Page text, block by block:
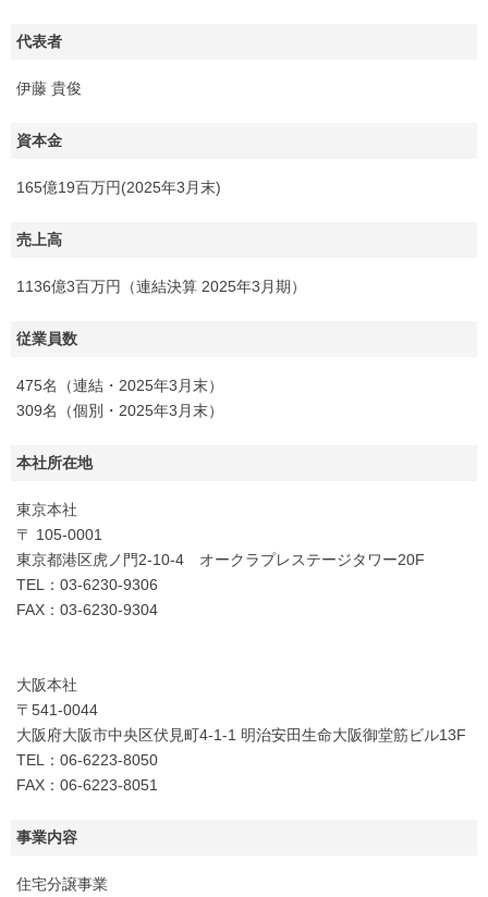
代表者
伊藤 貴俊
資本金
165億19百万円(2025年3月末)
売上高
1136億3百万円（連結決算 2025年3月期）
従業員数
475名（連結・2025年3月末）
309名（個別・2025年3月末）
本社所在地
東京本社
〒 105-0001
東京都港区虎ノ門2-10-4 オークラプレステージタワー20F
TEL：03-6230-9306
FAX：03-6230-9304
大阪本社
〒541-0044
大阪府大阪市中央区伏見町4-1-1 明治安田生命大阪御堂筋ビル13F
TEL：06-6223-8050
FAX：06-6223-8051
事業内容
住宅分譲事業